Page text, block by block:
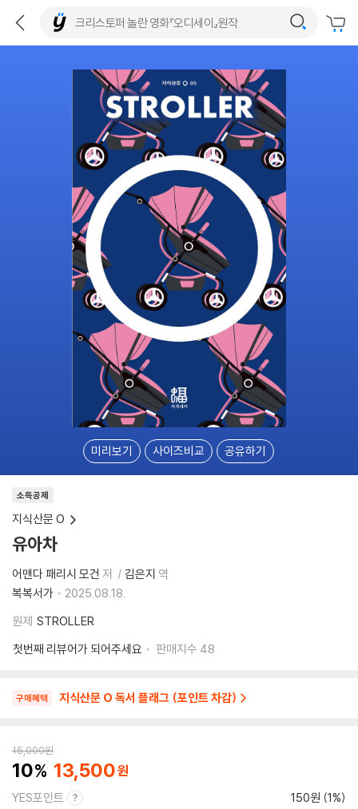
미리보기 사이즈비교 공유하기
소득공제
지식산문 O
유아차
어맨다 패리시 모건 저 김은지 역
복복서가
2025.08.18.
원제 STROLLER
첫번째 리뷰어가 되어주세요
판매지수 48
구매혜택 지식산문 O 독서 플래그 (포인트 차감)
15,000원
10 13,500
YES포인트 150원 (1%)